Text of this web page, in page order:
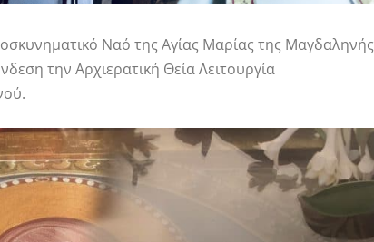
Ναό της Αγίας Μαρίας της Μαγδαληνής
την Αρχιερατική Θεία Λειτουργία